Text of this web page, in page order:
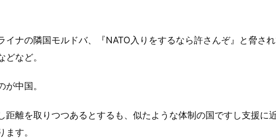
イナの隣国モルドバ、『NATO入りをするなら許さんぞ』と脅さ
どなど。
が中国。
距離を取りつつあるとするも、似たような体制の国ですし支援に
す。